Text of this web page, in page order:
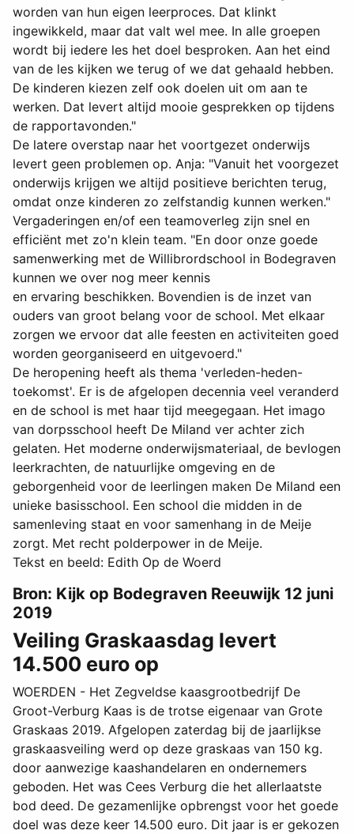
worden van hun eigen leerproces. Dat klinkt
ingewikkeld, maar dat valt wel mee. In alle groepen
wordt bij iedere les het doel besproken. Aan het eind
van de les kijken we terug of we dat gehaald hebben.
De kinderen kiezen zelf ook doelen uit om aan te
werken. Dat levert altijd mooie gesprekken op tijdens
de rapportavonden."
De latere overstap naar het voortgezet onderwijs
levert geen problemen op. Anja: "Vanuit het voorgezet
onderwijs krijgen we altijd positieve berichten terug,
omdat onze kinderen zo zelfstandig kunnen werken."
Vergaderingen en/of een teamoverleg zijn snel en
efficiënt met zo'n klein team. "En door onze goede
samenwerking met de Willibrordschool in Bodegraven
kunnen we over nog meer kennis
en ervaring beschikken. Bovendien is de inzet van
ouders van groot belang voor de school. Met elkaar
zorgen we ervoor dat alle feesten en activiteiten goed
worden georganiseerd en uitgevoerd."
De heropening heeft als thema 'verleden-heden-
toekomst'. Er is de afgelopen decennia veel veranderd
en de school is met haar tijd meegegaan. Het imago
van dorpsschool heeft De Miland ver achter zich
gelaten. Het moderne onderwijsmateriaal, de bevlogen
leerkrachten, de natuurlijke omgeving en de
geborgenheid voor de leerlingen maken De Miland een
unieke basisschool. Een school die midden in de
samenleving staat en voor samenhang in de Meije
zorgt. Met recht polderpower in de Meije.
Tekst en beeld: Edith Op de Woerd
Bron: Kijk op Bodegraven Reeuwijk 12 juni
2019
Veiling Graskaasdag levert
14.500 euro op
WOERDEN - Het Zegveldse kaasgrootbedrijf De
Groot-Verburg Kaas is de trotse eigenaar van Grote
Graskaas 2019. Afgelopen zaterdag bij de jaarlijkse
graskaasveiling werd op deze graskaas van 150 kg.
door aanwezige kaashandelaren en ondernemers
geboden. Het was Cees Verburg die het allerlaatste
bod deed. De gezamenlijke opbrengst voor het goede
doel was deze keer 14.500 euro. Dit jaar is er gekozen